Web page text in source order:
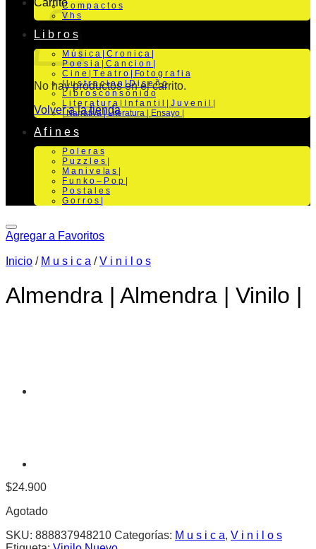
No hay productos en el carrito.
Volver a la tienda
C o m p a c t o s
V h s
L i b r o s
M ú s i c a | C r o n i c a |
P o e s i a | C a n c i o n |
C i n e | T e a t r o | Fo t o g r a f i a
I l u s t r a c i o n | D i s e ñ o
L i b r o s c o n s o n i d o
L i t e r a t u r a | I n f a n t i l | J u v e n i l |
| Narrativa | Literatura | Ensayo |
A f i n e s
P o l e r a s
P u z z l e s |
M a n i v e la s |
F u n k o – P o p |
P o s t a l e s
G o r r o s |
Agregar a Favoritos
Inicio / M u s i c a / V i n i l o s
Almendra | Almendra | Vinilo |
$24.900
Agotado
SKU: 888837948210 Categorías: M u s i c a, V i n i l o s